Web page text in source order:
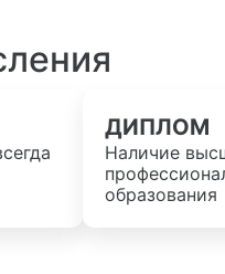
ДИПЛОМ
Наличие
образования